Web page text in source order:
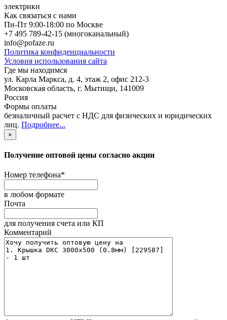
электрики
Как связаться с нами
Пн-Пт 9:00-18:00 по Москве
+7 495 789-42-15 (многоканальный)
info@pofaze.ru
Политика конфиденциальности
Условия использования сайта
Где мы находимся
ул. Карла Маркса, д. 4, этаж 2, офис 212-3
Московская область, г. Мытищи, 141009
Россия
Формы оплаты
безналичный расчет с НДС для физических и юридических
лиц. Подробнее...
×
Получение оптовой цены согласно акции
Номер телефона*
в любом формате
Почта
для получения счета или КП
Комментарий